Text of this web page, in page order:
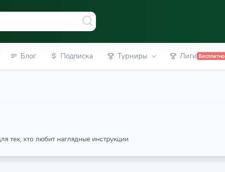
Блог Подписка Турниры Лиги Бесплатно
тех, кто любит наглядные инструкции